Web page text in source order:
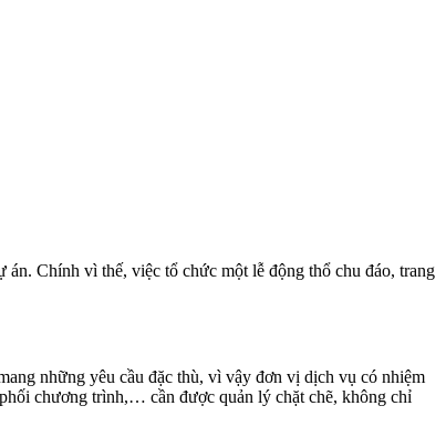
án. Chính vì thế, việc tổ chức một lễ động thổ chu đáo, trang
những yêu cầu đặc thù, vì vậy đơn vị dịch vụ có nhiệm
chương trình,… cần được quản lý chặt chẽ, không chỉ